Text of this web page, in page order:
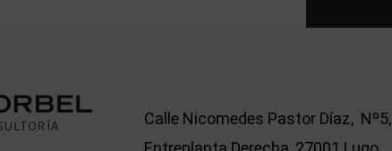
Calle Nicomedes Pastor Díaz, Nº5,